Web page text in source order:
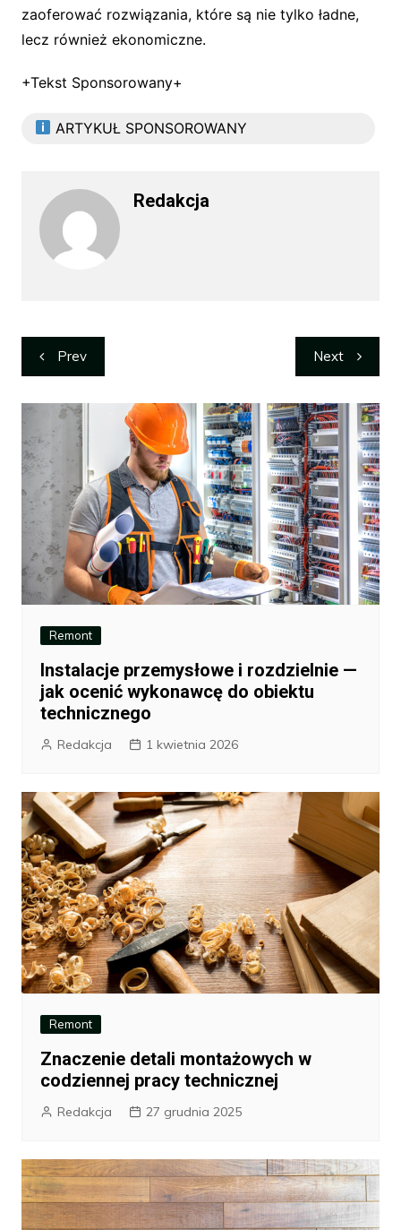
zaoferować rozwiązania, które są nie tylko ładne,
lecz również ekonomiczne.
+Tekst Sponsorowany+
ARTYKUŁ SPONSOROWANY
Redakcja
Nawigacja
wpisu
Prev Next
Remont
Instalacje przemysłowe i rozdzielnie —
jak ocenić wykonawcę do obiektu
technicznego
Redakcja 1 kwietnia 2026
Remont
Znaczenie detali montażowych w
codziennej pracy technicznej
Redakcja 27 grudnia 2025